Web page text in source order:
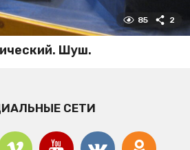
85 2
Шуш.
СЕТИ